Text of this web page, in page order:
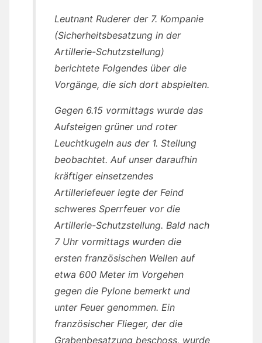
Leutnant Ruderer der 7. Kompanie
(Sicherheitsbesatzung in der
Artillerie-Schutzstellung)
berichtete Folgendes über die
Vorgänge, die sich dort abspielten.
Gegen 6.15 vormittags wurde das
Aufsteigen grüner und roter
Leuchtkugeln aus der 1. Stellung
beobachtet. Auf unser daraufhin
kräftiger einsetzendes
Artilleriefeuer legte der Feind
schweres Sperrfeuer vor die
Artillerie-Schutzstellung. Bald nach
7 Uhr vormittags wurden die
ersten französischen Wellen auf
etwa 600 Meter im Vorgehen
gegen die Pylone bemerkt und
unter Feuer genommen. Ein
französischer Flieger, der die
Grabenbesatzung beschoss, wurde